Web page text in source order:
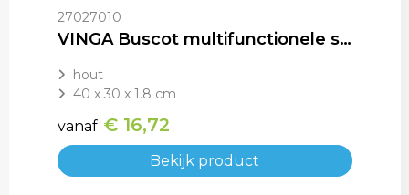
27027010
VINGA Buscot multifunctionele snijplank
hout
40 x 30 x 1.8 cm
vanaf € 16,72
Bekijk product